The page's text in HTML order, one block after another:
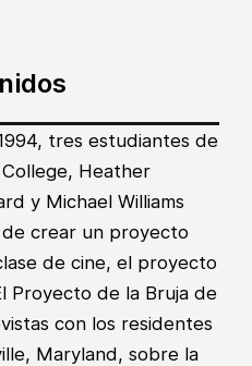
tres estudiantes de
Heather
y Michael Williams
crear un proyecto
de cine, el proyecto
Proyecto de la Bruja de
con los residentes
Maryland, sobre la